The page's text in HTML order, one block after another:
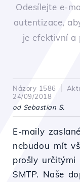
Odesílejte e-
autentizace,
je efektivní a
Názory 1586
24/09/2018
od Sebastian S.
E-maily
nebudou mít
prošly určitými
SMTP. Naše